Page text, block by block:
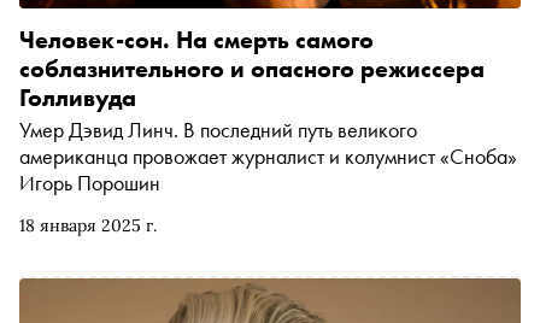
18 января 2025 г.
Человек-сон. На смерть самого
соблазнительного и опасного режиссера
Голливуда
Умер Дэвид Линч. В последний путь великого
американца провожает журналист и колумнист «Сноба»
Игорь Порошин